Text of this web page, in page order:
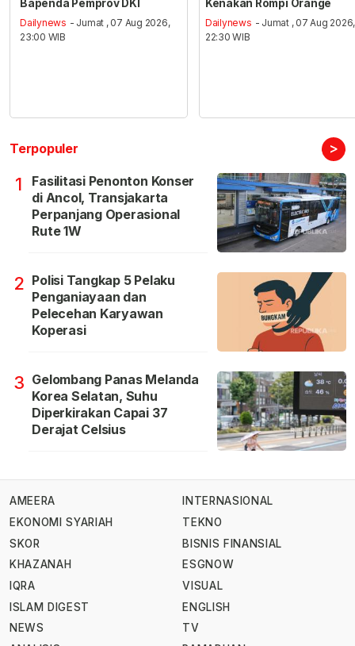
Bapenda Pemprov DKI
Dailynews - Jumat , 07 Aug 2026,
23:00 WIB
Kenakan Rompi Orange
Dailynews - Jumat , 07 Aug 2026,
22:30 WIB
Terpopuler >
1
Fasilitasi Penonton Konser
di Ancol, Transjakarta
Perpanjang Operasional
Rute 1W
2 Polisi Tangkap 5 Pelaku
Penganiayaan dan
Pelecehan Karyawan
Koperasi
3 Gelombang Panas Melanda
Korea Selatan, Suhu
Diperkirakan Capai 37
Derajat Celsius
AMEERA
EKONOMI SYARIAH
SKOR
KHAZANAH
IQRA
ISLAM DIGEST
NEWS
INTERNASIONAL
TEKNO
BISNIS FINANSIAL
ESGNOW
VISUAL
ENGLISH
TV